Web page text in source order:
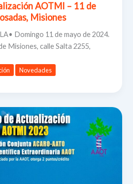
AOTMI – 11 de
Misiones
Domingo 11 de mayo de 2024.
Misiones, calle Salta 2255,
Novedades